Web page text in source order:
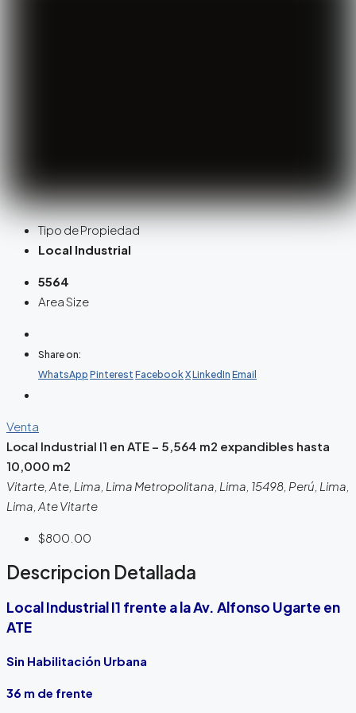
Tipo de Propiedad
Local Industrial
5564
Area Size
Share on:
WhatsApp Pinterest FacebookXLinkedIn Email
Venta
Local Industrial I1 en ATE – 5,564 m2 expandibles hasta
10,000 m2
Vitarte, Ate, Lima, Lima Metropolitana, Lima, 15498, Perú, Lima,
Lima, Ate Vitarte
$800.00
Descripcion Detallada
Local Industrial I1 frente a la Av. Alfonso Ugarte en
ATE
Sin Habilitación Urbana
36 m de frente